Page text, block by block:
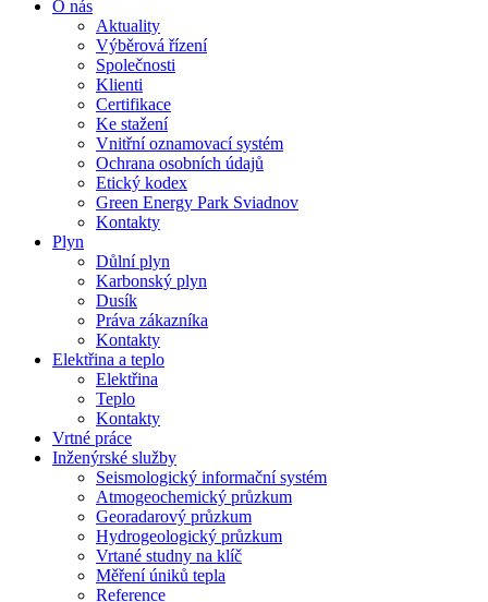
O nás
Aktuality
Výběrová řízení
Společnosti
Klienti
Certifikace
Ke stažení
Vnitřní oznamovací systém
Ochrana osobních údajů
Etický kodex
Green Energy Park Sviadnov
Kontakty
Plyn
Důlní plyn
Karbonský plyn
Dusík
Práva zákazníka
Kontakty
Elektřina a teplo
Elektřina
Teplo
Kontakty
Vrtné práce
Inženýrské služby
Seismologický informační systém
Atmogeochemický průzkum
Georadarový průzkum
Hydrogeologický průzkum
Vrtané studny na klíč
Měření úniků tepla
Reference